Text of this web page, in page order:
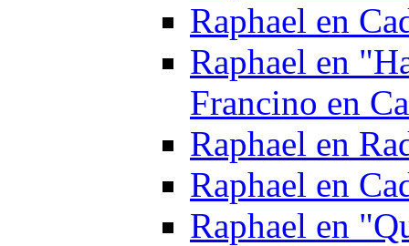
Raphael en
Raphael en
Francino en
Raphael en
Raphael en
Raphael en